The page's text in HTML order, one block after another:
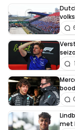
1
met